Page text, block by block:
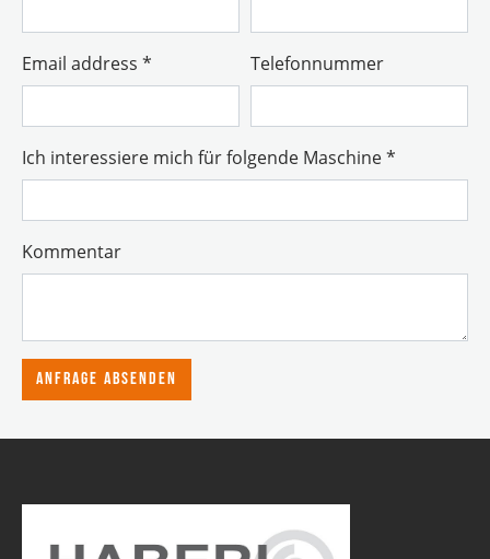
Email address * Telefonnummer
Ich interessiere mich für folgende Maschine*
Kommentar
Anfrage absenden